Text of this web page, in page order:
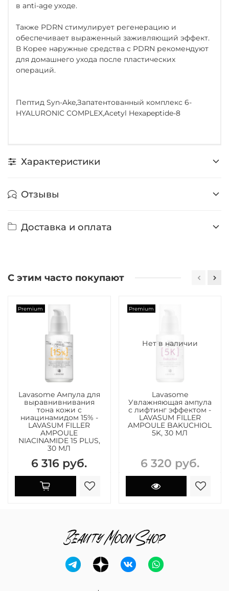
в anti-age уходе.
Также PDRN стимулирует регенерацию и
обеспечивает выраженный заживляющий эффект.
В Корее наружные средства с PDRN рекомендуют
для домашнего ухода после пластических
операций.
Пептид Syn-Ake,Запатентованный комплекс 6-
HYALURONIC COMPLEX,Acetyl Hexapeptide-8
Характеристики
Отзывы
Доставка и оплата
С этим часто покупают
Premium
Lavasome Ампула для
выравнивнивания
тона кожи с
ниацинамидом 15% -
LAVASUM FILLER
AMPOULE
NIACINAMIDE 15 PLUS,
30 МЛ
6 316 руб.
Нет в наличии
Premium
Lavasome
Увлажняющая ампула
с лифтинг эффектом -
LAVASUM FILLER
AMPOULE BAKUCHIOL
5K, 30 МЛ
6 320 руб.